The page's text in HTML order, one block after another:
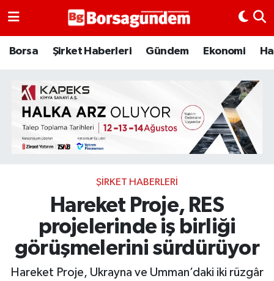
Borsa Şirket Haberleri Gündem Ekonomi
ŞIRKET HABERLERI
Hareket Proje, RES
projelerinde iş birliği
görüşmelerini sürdürüyor
Hareket Proje, Ukrayna ve Umman’daki iki rüzgâr
Borsa
Emtia
Galeri
Şirket Haberleri